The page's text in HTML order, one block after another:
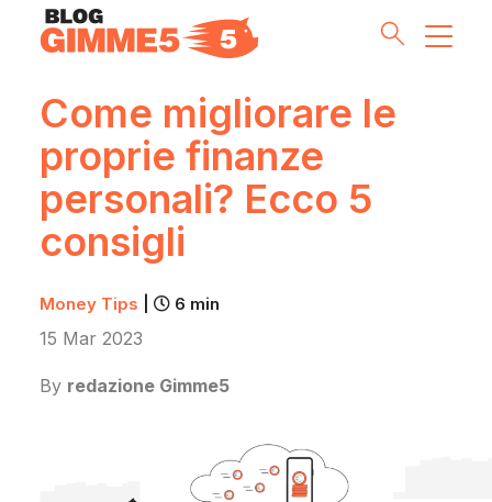
Money Tips
Investment Pills
Inside G5
Partnership & Co
Come migliorare le
proprie finanze
personali? Ecco 5
consigli
Money Tips 6 min
15 Mar 2023
By redazione Gimme5